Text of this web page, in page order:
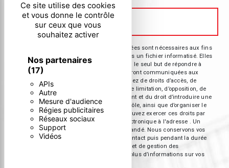
Ce site utilise des cookies
et vous donne le contrôle
sur ceux que vous
souhaitez activer
Nos partenaires
(17)
APIs
Autre
Mesure d'audience
Régies publicitaires
Réseaux sociaux
Support
Vidéos
Envoyer
Envoyer
** Les données personnelles communiquées sont nécessaires aux fins
de vous contacter et sont enregistrées dans un fichier informatisé. Elles
sont destinées à et ses sous-traitants dans le seul but de répondre à
votre message. Les données collectées seront communiquées aux
seuls destinataires suivants: . Vous disposez de droits d’accès, de
rectification, d’effacement, de portabilité, de limitation, d’opposition, de
retrait de votre consentement à tout moment et du droit d’introduire une
réclamation auprès d’une autorité de contrôle, ainsi que d’organiser le
sort de vos données post-mortem. Vous pouvez exercer ces droits par
voie postale à l'adresse ou par courrier électronique à l'adresse . Un
justificatif d'identité pourra vous être demandé. Nous conservons vos
données pendant la période de prise de contact puis pendant la durée
de prescription légale aux fins probatoires et de gestion des
contentieux. Consultez le site cnil.fr pour plus d’informations sur vos